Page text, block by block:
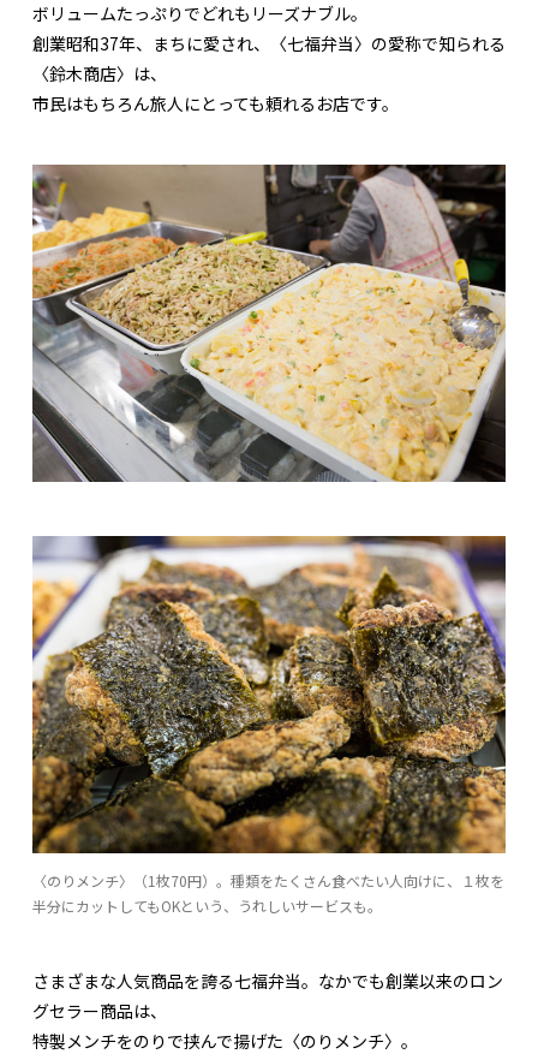
ボリュームたっぷりでどれもリーズナブル。
創業昭和37年、まちに愛され、〈七福弁当〉の愛称で知られる
〈鈴木商店〉は、
市民はもちろん旅人にとっても頼れるお店です。
〈のりメンチ〉（1枚70円）。種類をたくさん食べたい人向けに、１枚を
半分にカットしてもOKという、うれしいサービスも。
さまざまな人気商品を誇る七福弁当。なかでも創業以来のロン
グセラー商品は、
特製メンチをのりで挟んで揚げた〈のりメンチ〉。